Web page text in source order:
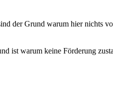
der Grund warum hier nichts
ist warum keine Förderung